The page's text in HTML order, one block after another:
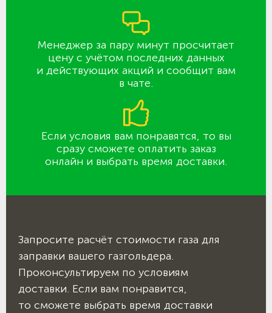
Менеджер за пару минут просчитает
цену с учётом последних данных
и действующих акций и сообщит вам
в чате.
Если условия вам понравятся, то вы
сразу сможете оплатить заказ
онлайн и выбрать время доставки.
Запросите расчёт стоимости газа для
заправки вашего газгольдера.
Проконсультируем по условиям
доставки. Если вам понравится,
то сможете выбрать время доставки